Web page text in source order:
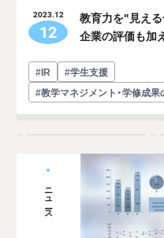
2023.12
12
教育力を"見える
企業の評価も加
#IR
#学生支援
#教学マネジメント・学修成果
ニュース